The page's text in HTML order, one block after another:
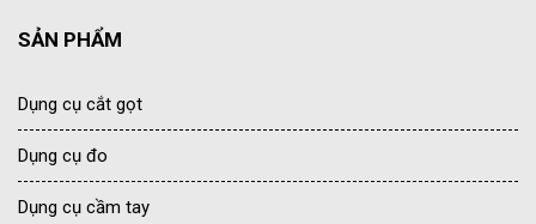
SẢN PHẨM
Dụng cụ cắt gọt
Dụng cụ đo
Dụng cụ cầm tay